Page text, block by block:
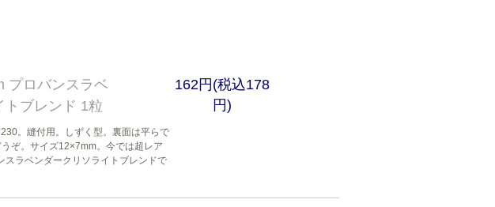
プロバンスラベ
トブレンド 1粒
。縫付用。しずく型。裏面は平らで
ぞ。サイズ12×7mm。今では超レア
スラベンダークリソライトブレンドで
162円(税込178
円)